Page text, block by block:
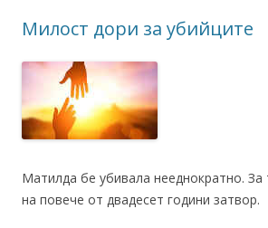
Милост дори за убийците
Матилда бе убивала нееднократно.
на повече от двадесет години затвор.